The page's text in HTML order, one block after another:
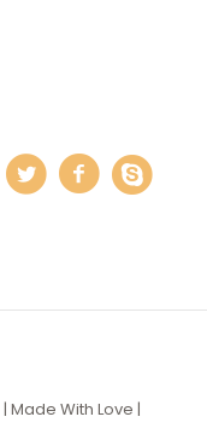
| Made With Love |